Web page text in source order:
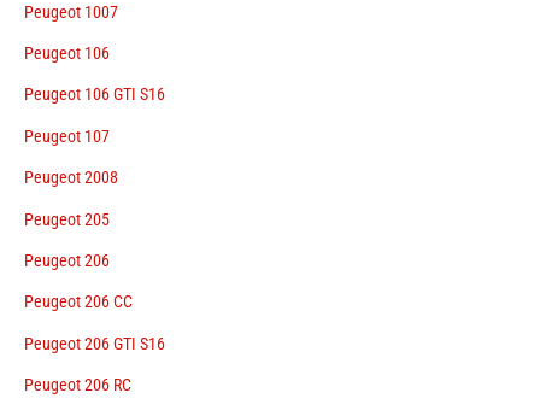
Peugeot 1007
Peugeot 106
Peugeot 106 GTI S16
Peugeot 107
Peugeot 2008
Peugeot 205
Peugeot 206
Peugeot 206 CC
Peugeot 206 GTI S16
Peugeot 206 RC